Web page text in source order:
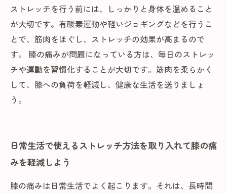
ストレッチを行う前には、しっかりと身体を温めること
が大切です。有酸素運動や軽いジョギングなどを行うこ
とで、筋肉をほぐし、ストレッチの効果が高まるので
す。 膝の痛みが問題になっている方は、毎日のストレッ
チや運動を習慣化することが大切です。筋肉を柔らかく
して、膝への負荷を軽減し、健康な生活を送りましょ
う。
日常生活で使えるストレッチ方法を取り入れて膝の痛
みを軽減しよう
膝の痛みは日常生活でよく起こります。それは、長時間